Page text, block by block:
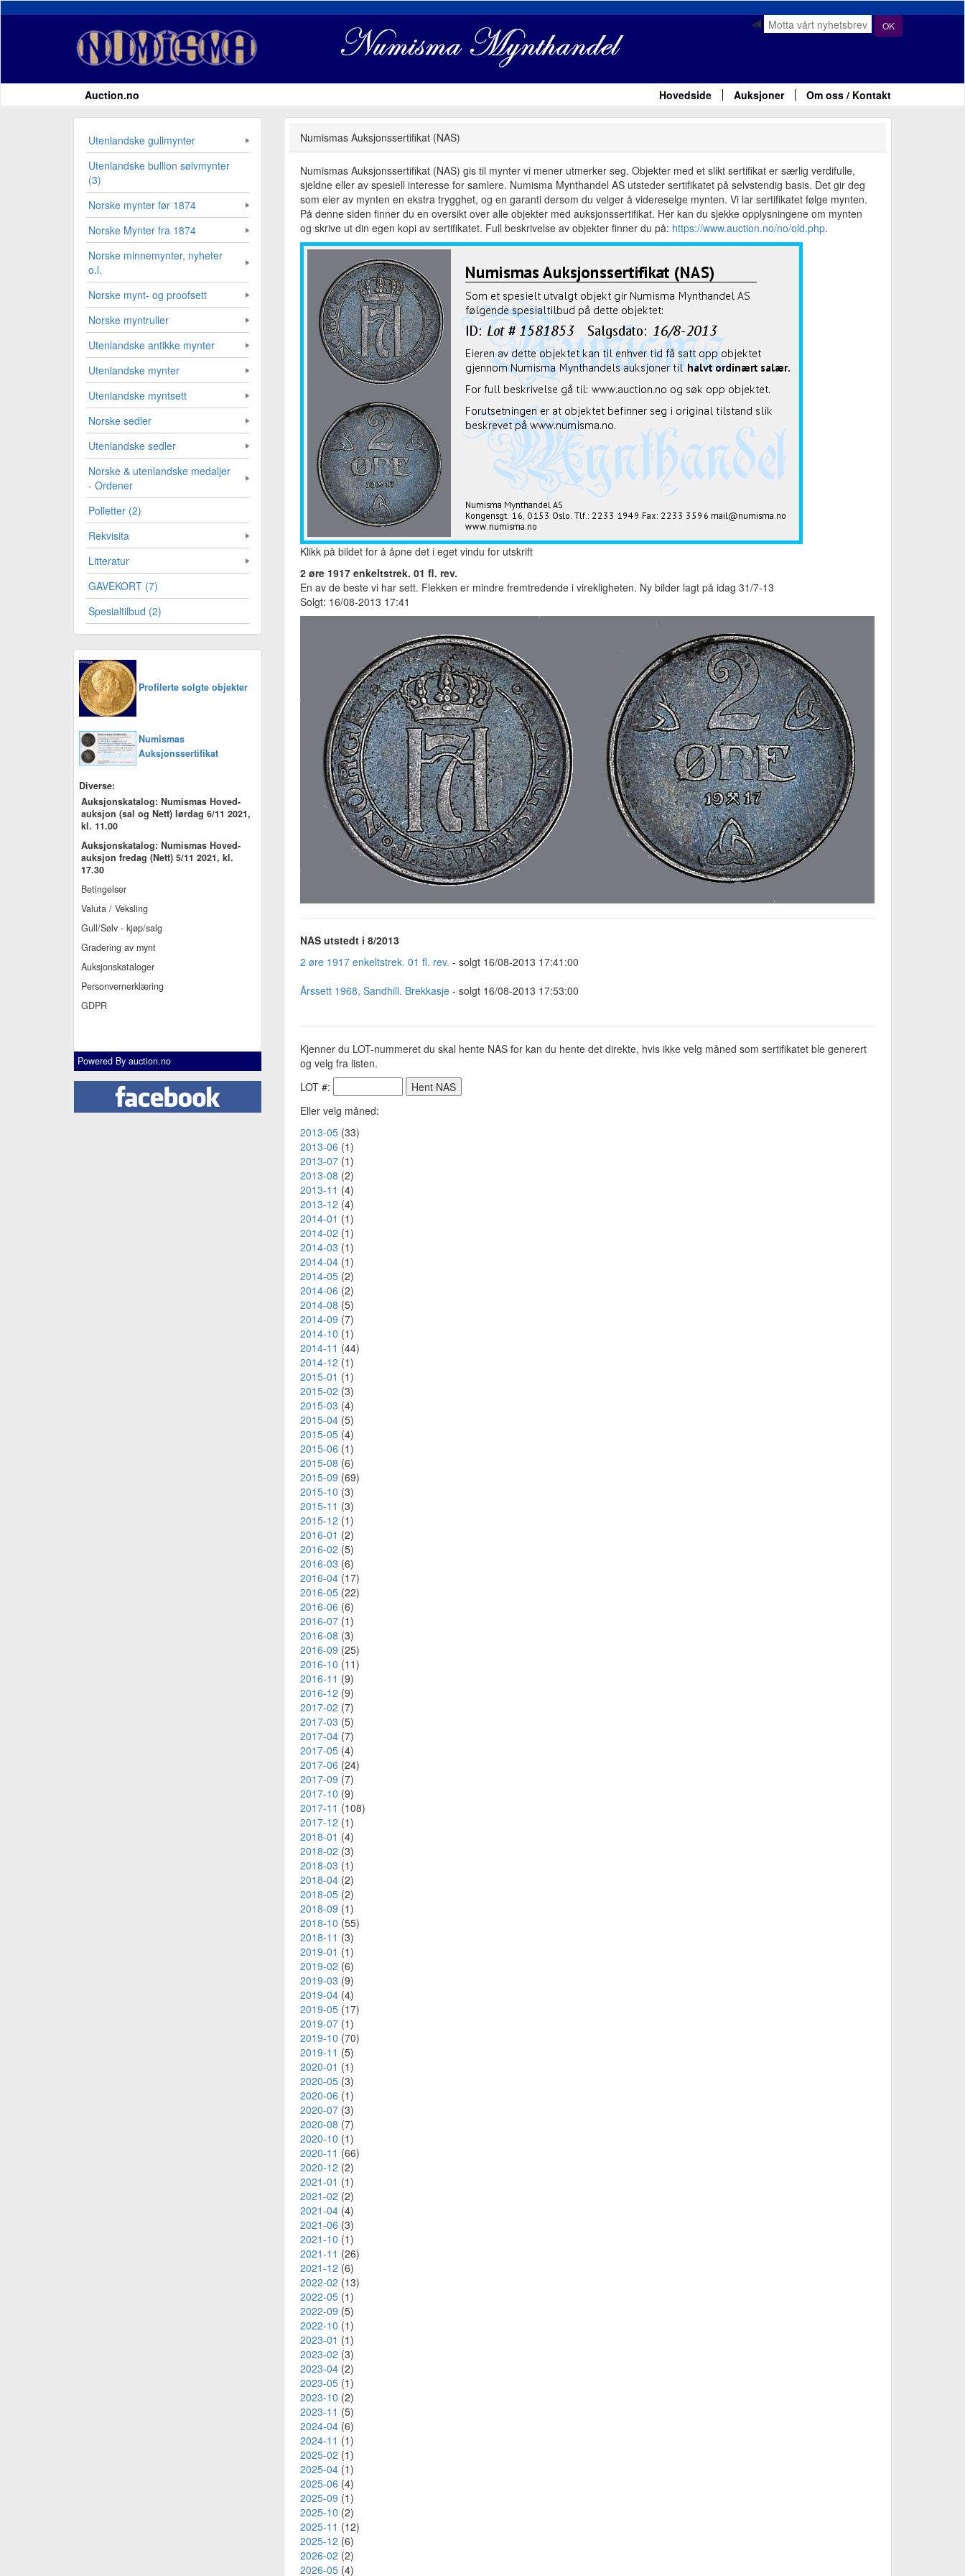
OK
Auction.no Hovedside Auksjoner Om oss / Kontakt
Utenlandske gullmynter
Utenlandske bullion sølvmynter
(3)
Norske mynter før 1874
Norske Mynter fra 1874
Norske minnemynter, nyheter
o.l.
Norske mynt- og proofsett
Norske myntruller
Utenlandske antikke mynter
Utenlandske mynter
Utenlandske myntsett
Norske sedler
Utenlandske sedler
Norske & utenlandske medaljer
- Ordener
Polletter (2)
Rekvisita
Litteratur
GAVEKORT (7)
Spesialtilbud (2)
Profilerte solgte objekter
Numismas
Auksjonssertifikat
Diverse:
Auksjonskatalog: Numismas Hoved-
auksjon (sal og Nett) lørdag 6/11 2021,
kl. 11.00
Auksjonskatalog: Numismas Hoved-
auksjon fredag (Nett) 5/11 2021, kl.
17.30
Betingelser
Valuta / Veksling
Gull/Sølv - kjøp/salg
Gradering av mynt
Auksjonskataloger
Personvernerklæring
GDPR
Powered By auction.no
Numismas Auksjonssertifikat (NAS)
Numismas Auksjonssertifikat (NAS) gis til mynter vi mener utmerker seg. Objekter med et slikt sertifikat er særlig verdifulle,
sjeldne eller av spesiell interesse for samlere. Numisma Mynthandel AS utsteder sertifikatet på selvstendig basis. Det gir deg
som eier av mynten en ekstra trygghet, og en garanti dersom du velger å videreselge mynten. Vi lar sertifikatet følge mynten.
På denne siden finner du en oversikt over alle objekter med auksjonssertifikat. Her kan du sjekke opplysningene om mynten
og skrive ut din egen kopi av sertifikatet. Full beskrivelse av objekter finner du på: https://www.auction.no/no/old.php.
Klikk på bildet for å åpne det i eget vindu for utskrift
2 øre 1917 enkeltstrek. 01 fl. rev.
En av de beste vi har sett. Flekken er mindre fremtredende i virekligheten. Ny bilder lagt på idag 31/7-13
Solgt: 16/08-2013 17:41
NAS utstedt i 8/2013
2 øre 1917 enkeltstrek. 01 fl. rev. - solgt 16/08-2013 17:41:00
Årssett 1968, Sandhill. Brekkasje- solgt 16/08-2013 17:53:00
Kjenner du LOT-nummeret du skal hente NAS for kan du hente det direkte, hvis ikke velg måned som sertifikatet ble generert
og velg fra listen.
LOT #:
Eller velg måned:
2013-05(33)
2013-06 (1)
2013-07(1)
2013-08 (2)
2013-11 (4)
2013-12 (4)
2014-01 (1)
2014-02 (1)
2014-03 (1)
2014-04(1)
2014-05(2)
2014-06 (2)
2014-08 (5)
2014-09 (7)
2014-10 (1)
2014-11 (44)
2014-12 (1)
2015-01 (1)
2015-02 (3)
2015-03 (4)
2015-04(5)
2015-05(4)
2015-06 (1)
2015-08 (6)
2015-09 (69)
2015-10 (3)
2015-11 (3)
2015-12 (1)
2016-01 (2)
2016-02 (5)
2016-03 (6)
2016-04(17)
2016-05(22)
2016-06 (6)
2016-07(1)
2016-08 (3)
2016-09 (25)
2016-10 (11)
2016-11 (9)
2016-12 (9)
2017-02 (7)
2017-03 (5)
2017-04(7)
2017-05(4)
2017-06 (24)
2017-09 (7)
2017-10 (9)
2017-11 (108)
2017-12 (1)
2018-01 (4)
2018-02 (3)
2018-03 (1)
2018-04(2)
2018-05(2)
2018-09 (1)
2018-10 (55)
2018-11 (3)
2019-01 (1)
2019-02 (6)
2019-03 (9)
2019-04(4)
2019-05(17)
2019-07(1)
2019-10 (70)
2019-11 (5)
2020-01 (1)
2020-05(3)
2020-06 (1)
2020-07(3)
2020-08 (7)
2020-10 (1)
2020-11 (66)
2020-12 (2)
2021-01 (1)
2021-02 (2)
2021-04(4)
2021-06 (3)
2021-10 (1)
2021-11 (26)
2021-12 (6)
2022-02 (13)
2022-05(1)
2022-09 (5)
2022-10 (1)
2023-01 (1)
2023-02 (3)
2023-04(2)
2023-05(1)
2023-10 (2)
2023-11 (5)
2024-04(6)
2024-11 (1)
2025-02 (1)
2025-04(1)
2025-06 (4)
2025-09 (1)
2025-10 (2)
2025-11 (12)
2025-12 (6)
2026-02 (2)
2026-05(4)